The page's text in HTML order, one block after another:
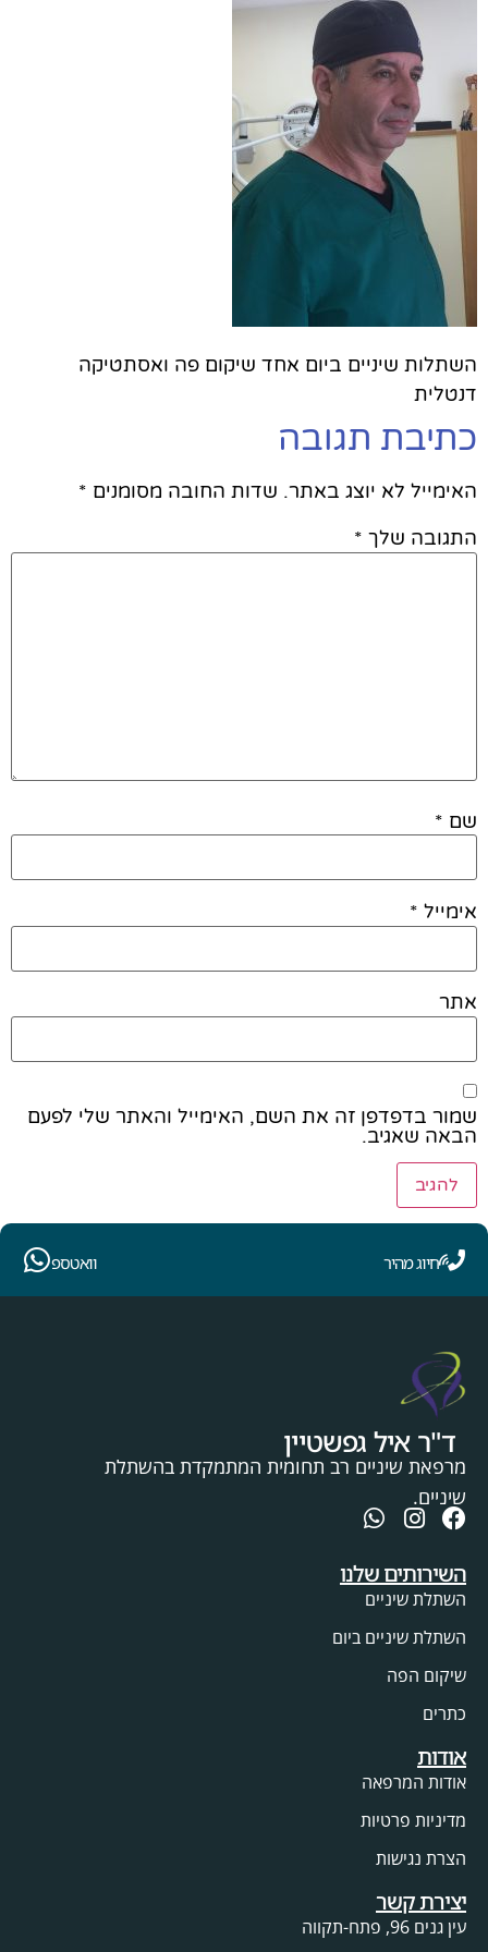
השתלות שיניים ביום אחד שיקום פה ואסתטיקה
דנטלית
כתיבת תגובה
האימייל לא יוצג באתר. שדות החובה מסומנים *
התגובה שלך *
שם *
אימייל *
אתר
שמור בדפדפן זה את השם, האימייל והאתר שלי לפעם
הבאה שאגיב.
חיוג מהיר וואטספ
ד"ר איל גפשטיין
מרפאת שיניים רב תחומית המתמקדת בהשתלת
שיניים.
השירותים שלנו
השתלת שיניים
השתלת שיניים ביום
שיקום הפה
כתרים
אודות
אודות המרפאה
מדיניות פרטיות
הצרת נגישות
יצירת קשר
עין גנים 96, פתח-תקווה